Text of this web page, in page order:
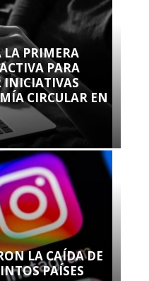
LA PRIMERA
PARA
INICIATIVAS
CIRCULAR EN
LA CAÍDA DE
PAÍSES